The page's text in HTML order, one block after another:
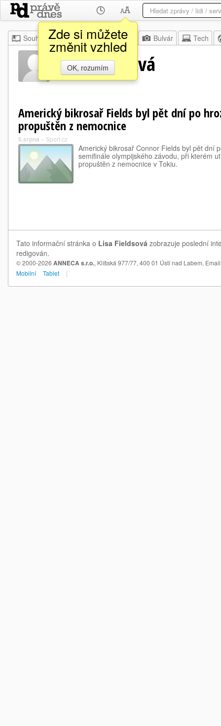
Zde si můžete
změnit vzhled
OK, rozumím
Souhrn Moje Z domova Bulvár Tech
Lisa Fieldsová
Americký bikrosař Fields byl pět dní po
propuštěn z nemocnice
5.srpna » Sport.cz
Americký bikrosař Connor Fields byl pět dní
semifinále olympijského závodu, při kterém
propuštěn z nemocnice v Tokiu.
Tato informační stránka o Lisa Fieldsová zobrazuje poslední
redigován.
© 2000-2026 ANNECA s.r.o., Klíšská 977/77, 400 01 Ústí nad Labem,
Mobilní
Tablet |